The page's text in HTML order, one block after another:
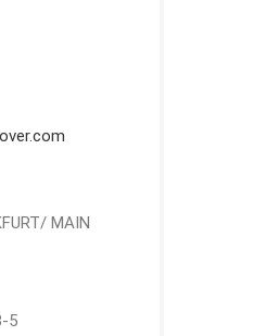
MAIN
5